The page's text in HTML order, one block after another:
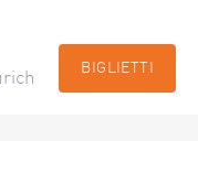
BIGLIETTI